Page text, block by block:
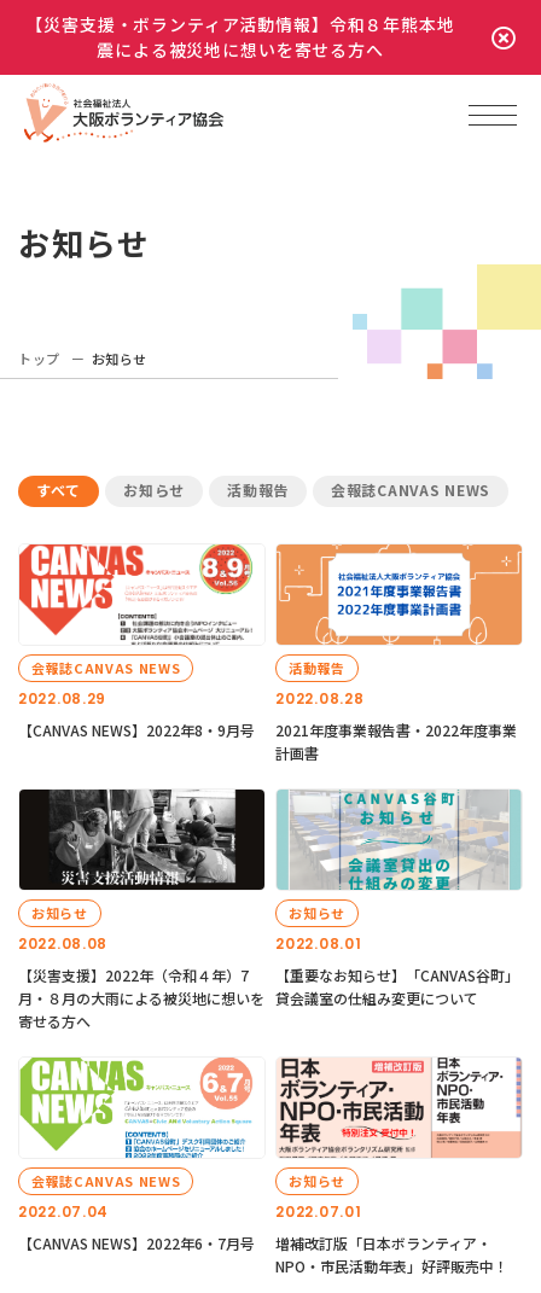
【災害支援・ボランティア活動情報】令和８年熊本地
震による被災地に想いを寄せる方へ
お知らせ
トップ お知らせ
すべて お知らせ 活動報告 会報誌CANVAS NEWS
2022.08.29
会報誌CANVAS NEWS
【CANVAS NEWS】2022年8・9月号
2022.08.28
活動報告
2021年度事業報告書・2022年度事業
計画書
2022.08.08
お知らせ
【災害支援】2022年（令和４年）7
月・８月の大雨による被災地に想いを
寄せる方へ
2022.08.01
お知らせ
【重要なお知らせ】「CANVAS谷町」
貸会議室の仕組み変更について
2022.07.04
会報誌CANVAS NEWS
【CANVAS NEWS】2022年6・7月号
2022.07.01
お知らせ
増補改訂版「日本ボランティア・
NPO・市民活動年表」好評販売中！